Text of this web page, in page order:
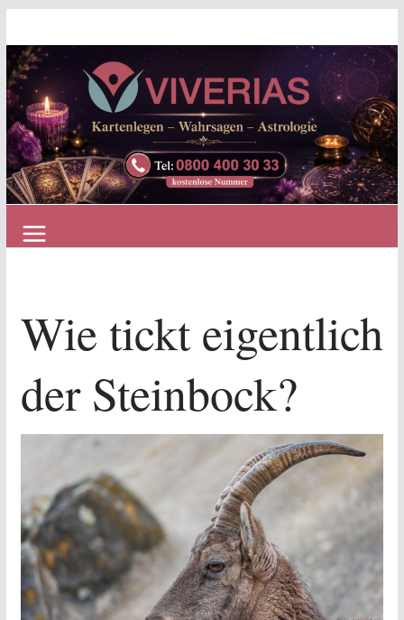
springen
Wie tickt eigentlich
der Steinbock?